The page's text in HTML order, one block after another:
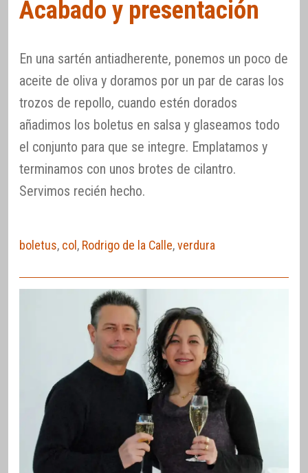
Acabado y presentación
En una sartén antiadherente, ponemos un poco de
aceite de oliva y doramos por un par de caras los
trozos de repollo, cuando estén dorados
añadimos los boletus en salsa y glaseamos todo
el conjunto para que se integre. Emplatamos y
terminamos con unos brotes de cilantro.
Servimos recién hecho.
boletus, col, Rodrigo de la Calle,verdura